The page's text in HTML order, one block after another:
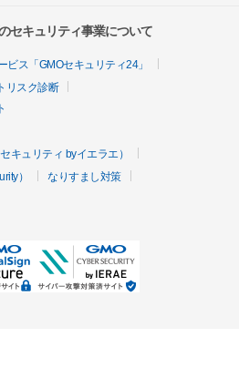
セキュリティ事業について
ス「GMOセキュリティ24」
リスク診断
キュリティ byイエラエ）
）
なりすまし対策